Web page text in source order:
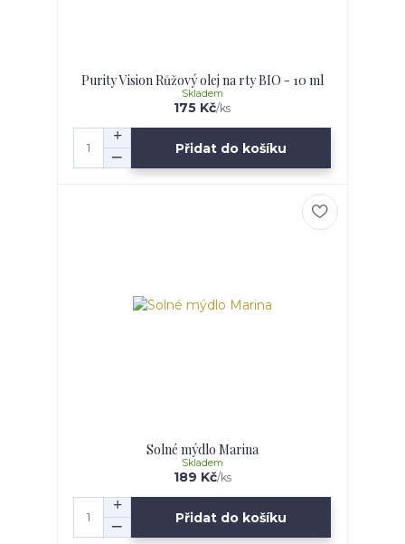
Purity Vision Růžový olej na rty BIO - 10 ml
175 Kč/ks
Skladem
Přidat do košíku
Solné mýdlo Marina
189 Kč/ks
Skladem
Přidat do košíku